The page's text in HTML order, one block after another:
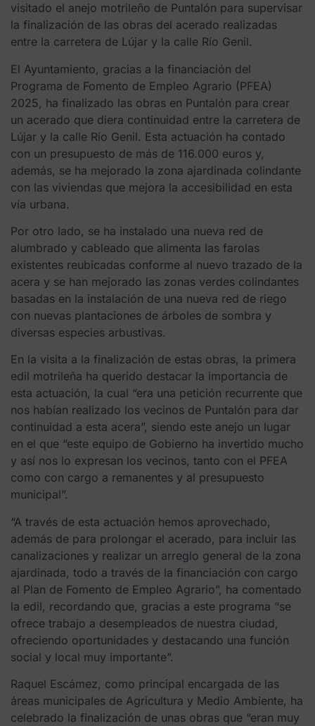
visitado el anejo motrileño de Puntalón para supervisar
la finalización de las obras del acerado realizadas
entre la carretera de Lújar y la calle Río Genil.
El Ayuntamiento, gracias a la financiación del
Programa de Fomento de Empleo Agrario (PFEA)
2025, ha finalizado las obras en Puntalón para crear
un acerado que diera continuidad entre la carretera de
Lújar y la calle Río Genil. Esta actuación ha contado
con un presupuesto de más de 116.000 euros y,
además, se ha mejorado la zona ajardinada colindante
con las viviendas que mejora la accesibilidad en esta
vía urbana.
Por otro lado, se ha instalado una nueva red de
alumbrado y cableado que alimenta las farolas
existentes reubicadas conforme al nuevo trazado de la
acera y se han mejorado las zonas verdes colindantes
basadas en la instalación de una nueva red de riego
con nuevas plantaciones de árboles de sombra y
diversas especies arbustivas.
En la visita a la finalización de estas obras, la primera
edil motrileña ha querido destacar la importancia de
esta actuación, la cual “era una petición recurrente que
nos habían realizado los vecinos de Puntalón para dar
continuidad a esta acera”, siendo este anejo un lugar
en el que “este equipo de Gobierno ha invertido mucho
y así nos lo expresan los vecinos, tanto con el PFEA
como con cargo a remanentes y al presupuesto
municipal”.
“A través de esta actuación hemos aprovechado,
además de para prolongar el acerado, para incluir las
canalizaciones y realizar un arreglo general de la zona
ajardinada, todo a través de la financiación con cargo
al Plan de Fomento de Empleo Agrario”, ha comentado
la edil, recordando que, gracias a este programa “se
ofrece trabajo a desempleados de nuestra ciudad,
ofreciendo oportunidades y destacando una función
social y local muy importante”.
Raquel Escámez, como principal encargada de las
áreas municipales de Agricultura y Medio Ambiente, ha
celebrado la finalización de unas obras que “eran muy